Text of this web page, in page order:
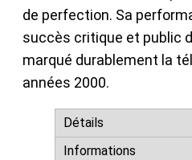
de perfection. Sa
succès critique et public
marqué durablement la
années 2000.